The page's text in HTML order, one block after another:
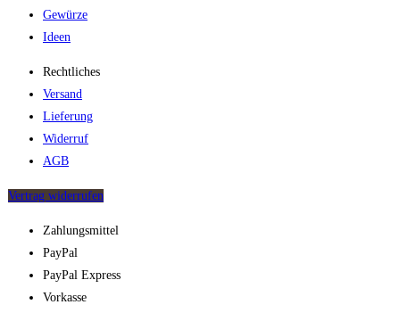
Gewürze
Ideen
Rechtliches
Versand
Lieferung
Widerruf
AGB
Vertrag widerrufen
Zahlungsmittel
PayPal
PayPal Express
Vorkasse